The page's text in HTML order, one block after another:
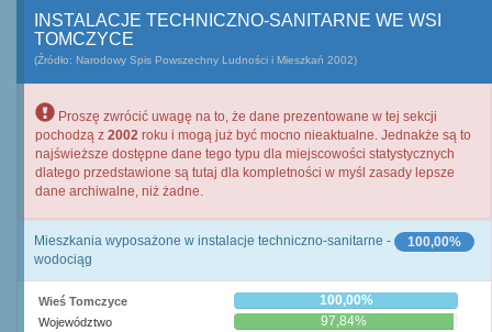
INSTALACJE TECHNICZNO-SANITARNE WE WSI
TOMCZYCE
(Źródło: Narodowy Spis Powszechny Ludności i Mieszkań 2002)
Proszę zwrócić uwagę na to, że dane prezentowane w tej sekcji
pochodzą z 2002 roku i mogą już być mocno nieaktualne. Jednakże są to
najświeższe dostępne dane tego typu dla miejscowości statystycznych
dlatego przedstawione są tutaj dla kompletności w myśl zasady lepsze
dane archiwalne, niż żadne.
100,00%
Mieszkania wyposażone w instalacje techniczno-sanitarne -
wodociąg
Wieś Tomczyce 100,00%
Województwo 97,84%